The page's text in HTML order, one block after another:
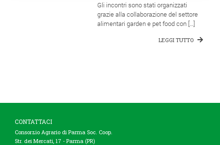
Gli incontri sono stati organizzati
grazie alla collaborazione del settore
alimentari garden e pet food con […]
LEGGI TUTTO
CONTATTACI
Consorzio Agrario di Parma Soc. Coop.
Str. dei Mercati, 17 - Parma (PR)